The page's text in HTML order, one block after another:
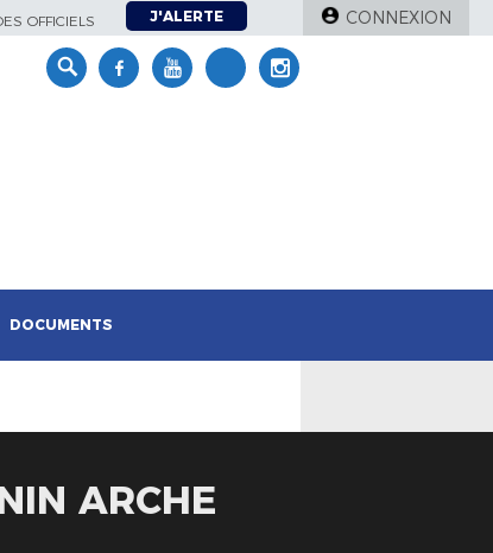
OFFICIELS J'ALERTE CONNEXION
DOCUMENTS
ARCHE